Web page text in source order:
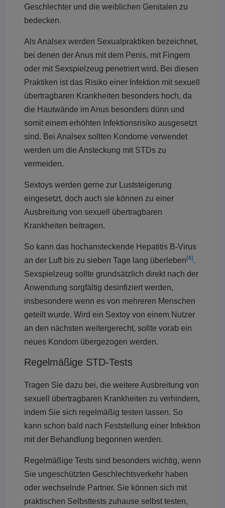
Geschlechter und die weiblichen Genitalen zu
bedecken.
Als Analsex werden Sexualpraktiken bezeichnet,
bei denen der Anus mit dem Penis, mit Fingern
oder mit Sexspielzeug penetriert wird. Bei diesen
Praktiken ist das Risiko einer Infektion mit sexuell
übertragbaren Krankheiten besonders hoch, da
die Hautwände im Anus besonders dünn und
somit einem erhöhten Infektionsrisiko ausgesetzt
sind. Bei Analsex sollten Kondome verwendet
werden um die Ansteckung mit STDs zu
vermeiden.
Sextoys werden gerne zur Luststeigerung
eingesetzt, doch auch sie können zu einer
Ausbreitung von sexuell übertragbaren
Krankheiten beitragen.
So kann das hochansteckende Hepatitis B-Virus
an der Luft bis zu sieben Tage lang überleben [4].
Sexspielzeug sollte grundsätzlich direkt nach der
Anwendung sorgfältig desinfiziert werden,
insbesondere wenn es von mehreren Menschen
geteilt wurde. Wird ein Sextoy von einem Nutzer
an den nächsten weitergerecht, sollte vorab ein
neues Kondom übergezogen werden.
Regelmäßige STD-Tests
Tragen Sie dazu bei, die weitere Ausbreitung von
sexuell übertragbaren Krankheiten zu verhindern,
indem Sie sich regelmäßig testen lassen. So
kann schon bald nach Feststellung einer Infektion
mit der Behandlung begonnen werden.
Regelmäßige Tests sind besonders wichtig, wenn
Sie ungeschützten Geschlechtsverkehr haben
oder wechselnde Partner. Sie können sich mit
praktischen Selbsttests zuhause selbst testen,